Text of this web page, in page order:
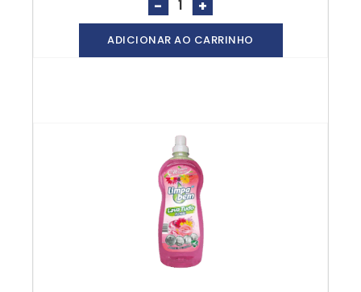
- +
ADICIONAR AO CARRINHO